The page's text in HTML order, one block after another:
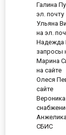
Галина
эл. почту
Ульяна
на эл.
Надежда
запросы
Марина
на сайте
Олеся
сайте
Вероника
СБИС